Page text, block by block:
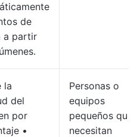
de
a partir
la
del
por
•
Personas o
equipos
pequeños que
necesitan